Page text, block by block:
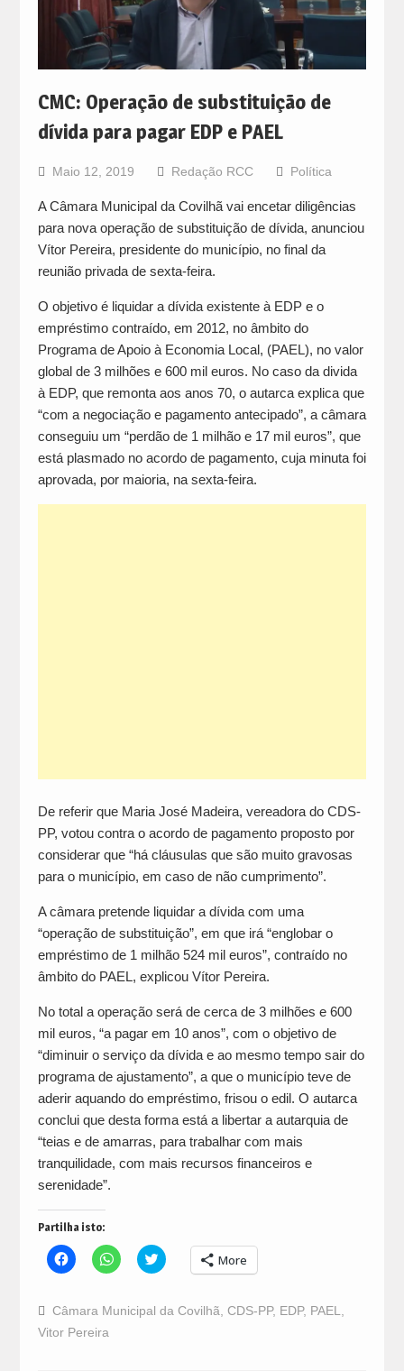
CMC: Operação de substituição de
dívida para pagar EDP e PAEL
Maio 12, 2019 Redação RCC Política
A Câmara Municipal da Covilhã vai encetar diligências
para nova operação de substituição de dívida, anunciou
Vítor Pereira, presidente do município, no final da
reunião privada de sexta-feira.
O objetivo é liquidar a dívida existente à EDP e o
empréstimo contraído, em 2012, no âmbito do
Programa de Apoio à Economia Local, (PAEL), no valor
global de 3 milhões e 600 mil euros. No caso da divida
à EDP, que remonta aos anos 70, o autarca explica que
“com a negociação e pagamento antecipado”, a câmara
conseguiu um “perdão de 1 milhão e 17 mil euros”, que
está plasmado no acordo de pagamento, cuja minuta foi
aprovada, por maioria, na sexta-feira.
De referir que Maria José Madeira, vereadora do CDS-
PP, votou contra o acordo de pagamento proposto por
considerar que “há cláusulas que são muito gravosas
para o município, em caso de não cumprimento”.
A câmara pretende liquidar a dívida com uma
“operação de substituição”, em que irá “englobar o
empréstimo de 1 milhão 524 mil euros”, contraído no
âmbito do PAEL, explicou Vítor Pereira.
No total a operação será de cerca de 3 milhões e 600
mil euros, “a pagar em 10 anos”, com o objetivo de
“diminuir o serviço da dívida e ao mesmo tempo sair do
programa de ajustamento”, a que o município teve de
aderir aquando do empréstimo, frisou o edil. O autarca
conclui que desta forma está a libertar a autarquia de
“teias e de amarras, para trabalhar com mais
tranquilidade, com mais recursos financeiros e
serenidade”.
Partilha isto:
Click
to
Facebook
(Opens
in
new
Click
to
WhatsApp
(Opens
Click
to
Twitter
(Opens
More
Câmara Municipal da Covilhã CDS-PP, EDP, PAEL
Vitor Pereira